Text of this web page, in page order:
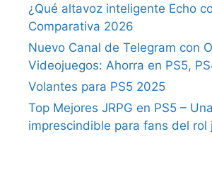
¿Qué altavoz inteligente Echo
Comparativa 2026
Nuevo Canal de Telegram con
Videojuegos: Ahorra en PS5,
Volantes para PS5 2025
Top Mejores JRPG en PS5 –
imprescindible para fans del rol